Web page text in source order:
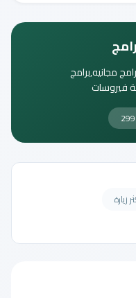
مجانيه,برامج
فيروسات
زيارة